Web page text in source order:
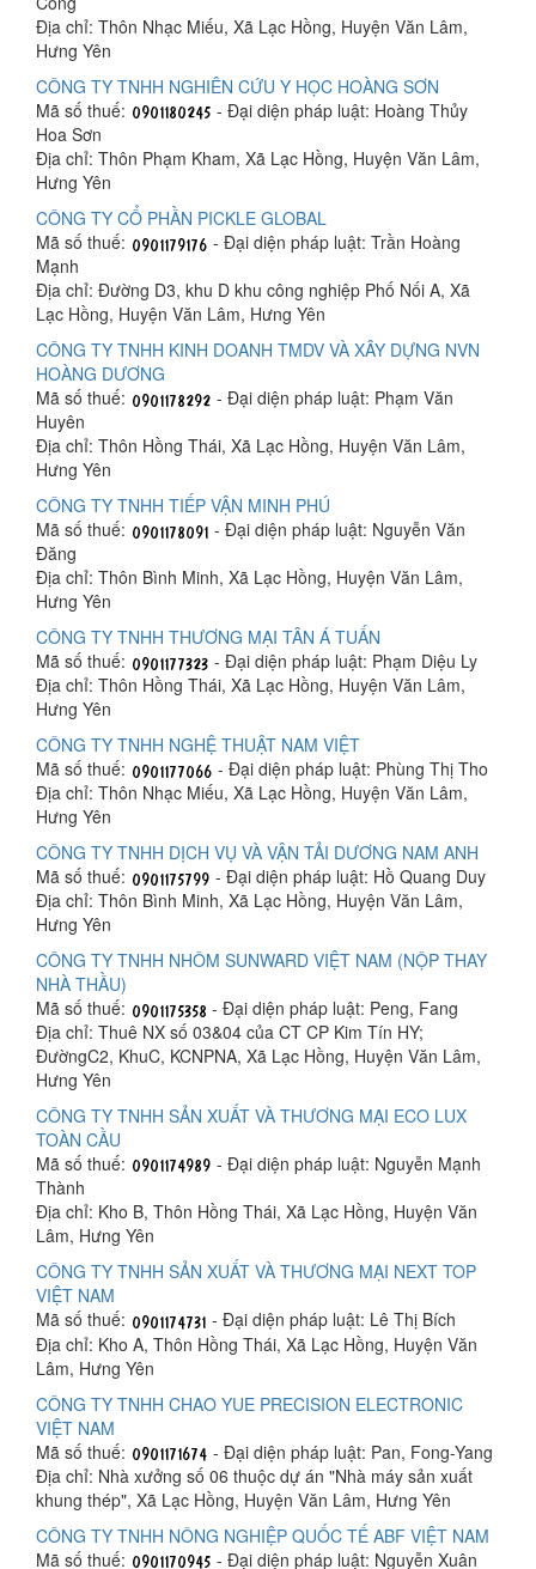
Địa chỉ: Thôn Nhạc Miếu, Xã Lạc Hồng, Huyện Văn Lâm,
Hưng Yên
CÔNG TY TNHH NGHIÊN CỨU Y HỌC HOÀNG SƠN
Mã số thuế:
- Đại diện pháp luật: Hoàng Thủy
Hoa Sơn
Địa chỉ: Thôn Phạm Kham, Xã Lạc Hồng, Huyện Văn Lâm,
Hưng Yên
CÔNG TY CỔ PHẦN PICKLE GLOBAL
Mã số thuế:
- Đại diện pháp luật: Trần Hoàng
Mạnh
Địa chỉ: Đường D3, khu D khu công nghiệp Phố Nối A, Xã
Lạc Hồng, Huyện Văn Lâm, Hưng Yên
CÔNG TY TNHH KINH DOANH TMDV VÀ XÂY DỰNG NVN
HOÀNG DƯƠNG
Mã số thuế:
- Đại diện pháp luật: Phạm Văn
Huyên
Địa chỉ: Thôn Hồng Thái, Xã Lạc Hồng, Huyện Văn Lâm,
Hưng Yên
CÔNG TY TNHH TIẾP VẬN MINH PHÚ
Mã số thuế:
- Đại diện pháp luật: Nguyễn Văn
Đăng
Địa chỉ: Thôn Bình Minh, Xã Lạc Hồng, Huyện Văn Lâm,
Hưng Yên
CÔNG TY TNHH THƯƠNG MẠI TÂN Á TUẤN
Mã số thuế:
- Đại diện pháp luật: Phạm Diệu Ly
Địa chỉ: Thôn Hồng Thái, Xã Lạc Hồng, Huyện Văn Lâm,
Hưng Yên
CÔNG TY TNHH NGHỆ THUẬT NAM VIỆT
Mã số thuế:
- Đại diện pháp luật: Phùng Thị Tho
Địa chỉ: Thôn Nhạc Miếu, Xã Lạc Hồng, Huyện Văn Lâm,
Hưng Yên
CÔNG TY TNHH DỊCH VỤ VÀ VẬN TẢI DƯƠNG NAM ANH
Mã số thuế:
- Đại diện pháp luật: Hồ Quang Duy
Địa chỉ: Thôn Bình Minh, Xã Lạc Hồng, Huyện Văn Lâm,
Hưng Yên
CÔNG TY TNHH NHÔM SUNWARD VIỆT NAM (NỘP THAY
NHÀ THẦU)
Mã số thuế:
- Đại diện pháp luật: Peng, Fang
Địa chỉ: Thuê NX số 03&04 của CT CP Kim Tín HY;
ĐườngC2, KhuC, KCNPNA, Xã Lạc Hồng, Huyện Văn Lâm,
Hưng Yên
CÔNG TY TNHH SẢN XUẤT VÀ THƯƠNG MẠI ECO LUX
TOÀN CẦU
Mã số thuế:
- Đại diện pháp luật: Nguyễn Mạnh
Thành
Địa chỉ: Kho B, Thôn Hồng Thái, Xã Lạc Hồng, Huyện Văn
Lâm, Hưng Yên
CÔNG TY TNHH SẢN XUẤT VÀ THƯƠNG MẠI NEXT TOP
VIỆT NAM
Mã số thuế:
- Đại diện pháp luật: Lê Thị Bích
Địa chỉ: Kho A, Thôn Hồng Thái, Xã Lạc Hồng, Huyện Văn
Lâm, Hưng Yên
CÔNG TY TNHH CHAO YUE PRECISION ELECTRONIC
VIỆT NAM
Mã số thuế:
- Đại diện pháp luật: Pan, Fong-Yang
Địa chỉ: Nhà xưởng số 06 thuộc dự án "Nhà máy sản xuất
khung thép", Xã Lạc Hồng, Huyện Văn Lâm, Hưng Yên
CÔNG TY TNHH NÔNG NGHIỆP QUỐC TẾ ABF VIỆT NAM
Mã số thuế:
- Đại diện pháp luật: Nguyễn Xuân